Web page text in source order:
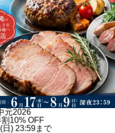
元2026
10% OFF
日) 23:59まで